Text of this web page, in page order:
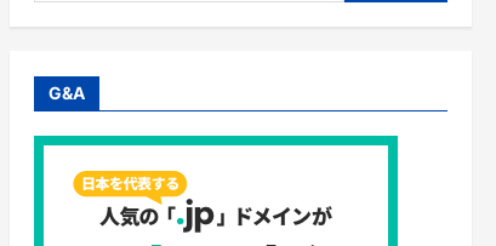
G&A